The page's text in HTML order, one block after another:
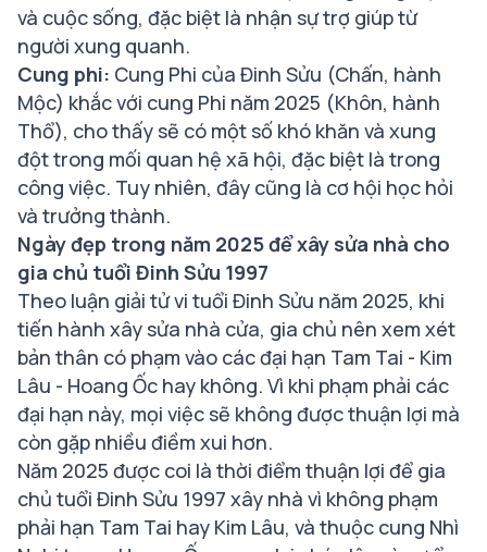
và cuộc sống, đặc biệt là nhận sự trợ giúp từ
người xung quanh.
Cung phi: Cung Phi của Đinh Sửu (Chấn, hành
Mộc) khắc với cung Phi năm 2025 (Khôn, hành
Thổ), cho thấy sẽ có một số khó khăn và xung
đột trong mối quan hệ xã hội, đặc biệt là trong
công việc. Tuy nhiên, đây cũng là cơ hội học hỏi
và trưởng thành.
Ngày đẹp trong năm 2025 để xây sửa nhà cho
gia chủ tuổi Đinh Sửu 1997
Theo luận giải tử vi tuổi Đinh Sửu năm 2025, khi
tiến hành xây sửa nhà cửa, gia chủ nên xem xét
bản thân có phạm vào các đại hạn Tam Tai - Kim
Lâu - Hoang Ốc hay không. Vì khi phạm phải các
đại hạn này, mọi việc sẽ không được thuận lợi mà
còn gặp nhiều điềm xui hơn.
Năm 2025 được coi là thời điểm thuận lợi để gia
chủ tuổi Đinh Sửu 1997 xây nhà vì không phạm
phải hạn Tam Tai hay Kim Lâu, và thuộc cung Nhì